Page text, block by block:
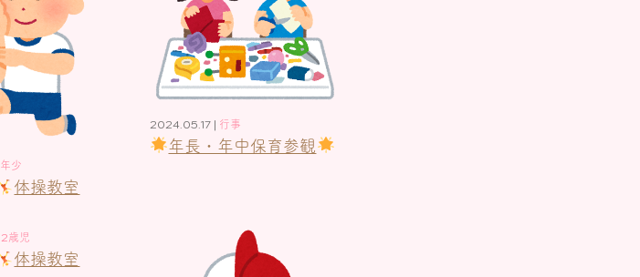
年少
体操教室
2024.05.17 | 行事
年長・年中保育参観
2歳児
体操教室